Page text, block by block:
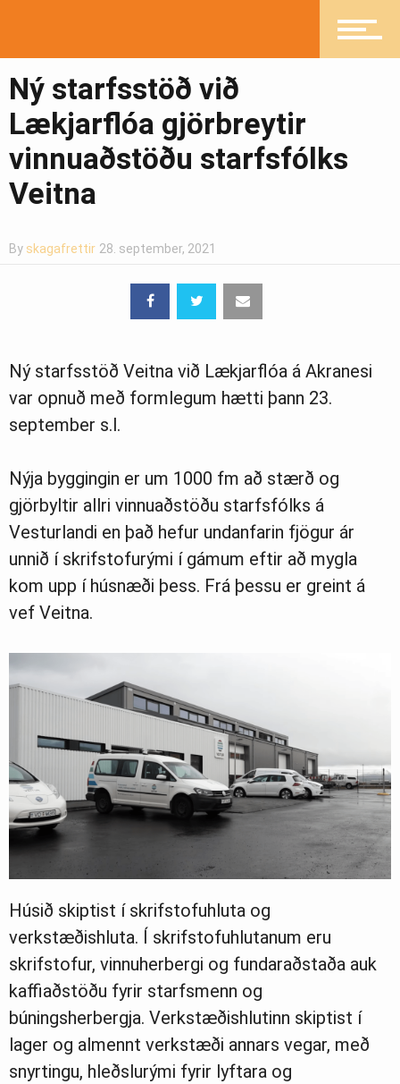
Heilsueflandi samfélag
Ljósmyndasafn
Ný starfsstöð við
Lækjarflóa gjörbreytir
vinnuaðstöðu starfsfólks
Veitna
By skagafrettir 28. september, 2021
Ný starfsstöð Veitna við Lækjarflóa á Akranesi
var opnuð með formlegum hætti þann 23.
september s.l.
Nýja byggingin er um 1000 fm að stærð og
gjörbyltir allri vinnuaðstöðu starfsfólks á
Vesturlandi en það hefur undanfarin fjögur ár
unnið í skrifstofurými í gámum eftir að mygla
kom upp í húsnæði þess. Frá þessu er greint á
vef Veitna.
Húsið skiptist í skrifstofuhluta og
verkstæðishluta. Í skrifstofuhlutanum eru
skrifstofur, vinnuherbergi og fundaraðstaða auk
kaffiaðstöðu fyrir starfsmenn og
búningsherbergja. Verkstæðishlutinn skiptist í
lager og almennt verkstæði annars vegar, með
snyrtingu, hleðslurými fyrir lyftara og